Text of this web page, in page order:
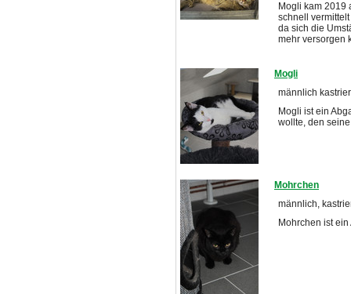
Mogli kam 2019
schnell
da sich die
mehr versorgen
Mogli
männlich
Mogli ist ein
wollte, den
Mohrchen
männlich,
Mohrchen ist